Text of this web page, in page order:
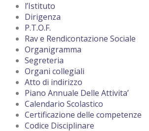
l’Istituto
Dirigenza
P.T.O.F.
Rav e Rendicontazione Sociale
Organigramma
Segreteria
Organi collegiali
Atto di indirizzo
Piano Annuale Delle Attivita’
Calendario Scolastico
Certificazione delle competenze
Codice Disciplinare